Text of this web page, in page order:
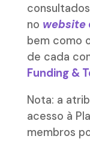
no website
bem como
de cada
Funding &
Nota: a
acesso à
membros